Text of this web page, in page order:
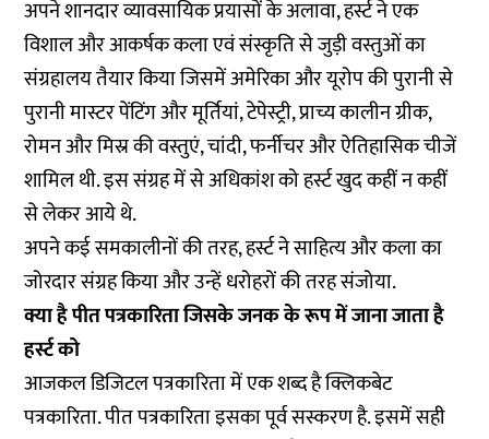
अपने शानदार व्यावसायिक प्रयासों के अलावा, हर्स्ट ने एक
विशाल और आकर्षक कला एवं संस्कृति से जुड़ी वस्तुओं का
संग्रहालय तैयार किया जिसमें अमेरिका और यूरोप की पुरानी से
पुरानी मास्टर पेंटिंग और मूर्तियां, टेपेस्ट्री, प्राच्य कालीन ग्रीक,
रोमन और मिस्र की वस्तुएं, चांदी, फर्नीचर और ऐतिहासिक चीजें
शामिल थी. इस संग्रह में से अधिकांश को हर्स्ट खुद कहीं न कहीं
से लेकर आये थे.
अपने कई समकालीनों की तरह, हर्स्ट ने साहित्य और कला का
जोरदार संग्रह किया और उन्हें धरोहरों की तरह संजोया.
क्या है पीत पत्रकारिता जिसके जनक के रूप में जाना जाता है
हर्स्ट को
आजकल डिजिटल पत्रकारिता में एक शब्द है क्लिकबेट
पत्रकारिता. पीत पत्रकारिता इसका पूर्व सस्करण है. इसमें सही